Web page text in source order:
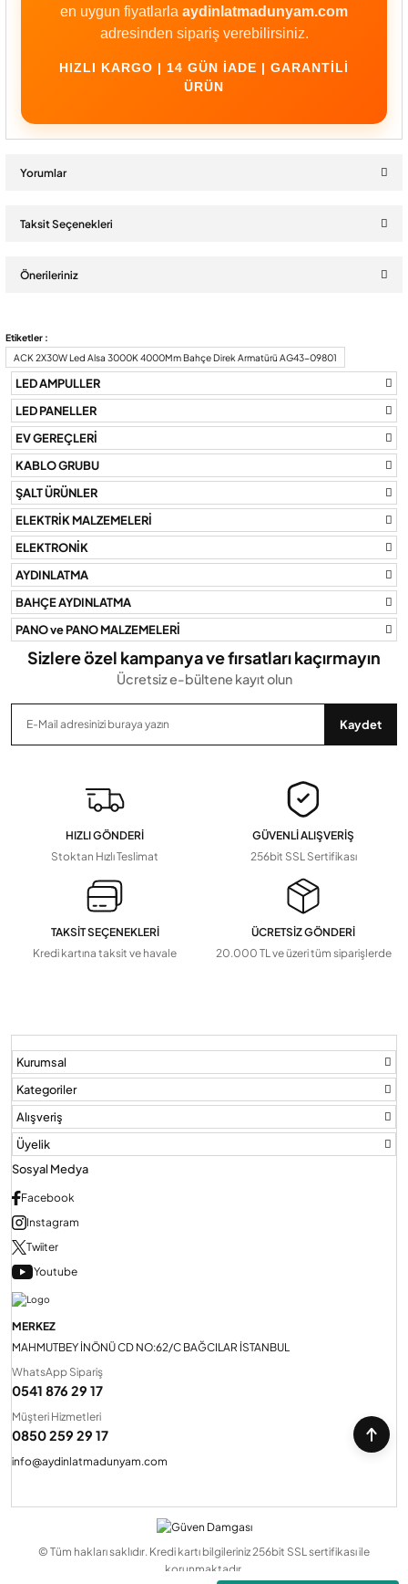
en uygun fiyatlarla aydinlatmadunyam.com
adresinden sipariş verebilirsiniz.
HIZLI KARGO | 14 GÜN İADE | GARANTILI
ÜRÜN
Yorumlar
Taksit Seçenekleri
Önerileriniz
Bu ürünün fiyat bilgisi, resim, ürün açıklamalarında ve diğer
konularda yetersiz gördüğünüz noktaları öneri formunu kullanarak
tarafımıza iletebilirsiniz.
Görüş ve önerileriniz için teşekkür ederiz.
Ürün resmi kalitesiz, bozuk veya görüntülenemiyor.
Ürün açıklamasında eksik bilgiler bulunuyor.
Ürün bilgilerinde hatalar bulunuyor.
Ürün fiyatı diğer sitelerden daha pahalı.
Bu ürüne benzer farklı alternatifler olmalı.
Gönder
Etiketler :
ACK 2X30W Led Alsa 3000K 4000Mm Bahçe Direk Armatürü AG43-09801
LED AMPULLER
LED PANELLER
EV GEREÇLERİ
KABLO GRUBU
ŞALT ÜRÜNLER
ELEKTRİK MALZEMELERİ
ELEKTRONİK
AYDINLATMA
BAHÇE AYDINLATMA
PANO ve PANO MALZEMELERİ
Sizlere özel kampanya ve fırsatları kaçırmayın
Ücretsiz e-bültene kayıt olun
Kaydet
HIZLI GÖNDERİ
Stoktan Hızlı Teslimat
GÜVENLİ ALIŞVERİŞ
256bit SSL Sertifikası
TAKSİT SEÇENEKLERİ
Kredi kartına taksit ve havale
ÜCRETSİZ GÖNDERİ
20.000 TL ve üzeri tüm siparişlerde
Kurumsal
Kategoriler
Alışveriş
Üyelik
Sosyal Medya
Facebook
Instagram
Twiiter
Youtube
MERKEZ
MAHMUTBEY İNÖNÜ CD NO:62/C BAĞCILAR İSTANBUL
WhatsApp Sipariş
0541 876 29 17
Müşteri Hizmetleri
0850 259 29 17
info@aydinlatmadunyam.com
© Tüm hakları saklıdır. Kredi kartı bilgileriniz 256bit SSL sertifikası ile
korunmaktadır.